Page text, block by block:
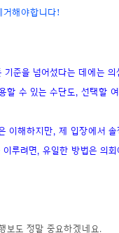
해야합니다!
기준을 넘어섰다는 데에는
할 수 있는 수단도, 선택할
이해하지만, 제 입장에서
이루려면, 유일한 방법은 의
보도 정말 중요하겠네요.